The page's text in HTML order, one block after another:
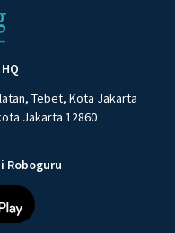
Tebet, Kota Jakarta
Jakarta 12860
Roboguru